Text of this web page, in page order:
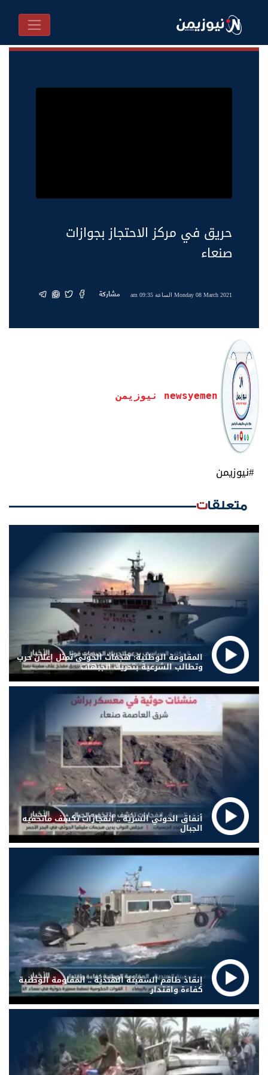
حريق في مركز الاحتجاز بجوازات
صنعاء
Monday 08 March 2021 الساعة 09:35 am مشاركة
newsyemen نيوزيمن
#نيوزيمن
متعلقات
المقاومة الوطنية: هجمات الحوثي تمثل إعلان حرب
وتطالب الشرعية بتحريك الجبهات
أنفاق الحوثي السرية .. انفجارات تكشف ماتخفيه
الجبال
إنقاذ طاقم السفينة الهندية .. المقاومة الوطنية
كفاءة واقتدار